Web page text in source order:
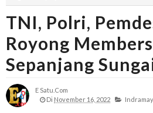
TNI, Polri,
Royong
Sepanjang
E Satu.com
Di November 16, 2022